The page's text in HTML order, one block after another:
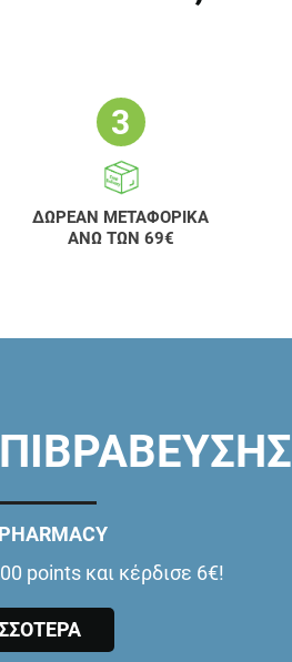
ΔΩΡΕΑΝ ΜΕΤΑΦΟΡΙΚΑ
ΑΝΩ ΤΩΝ 69€
points και κέρδισε 6€!